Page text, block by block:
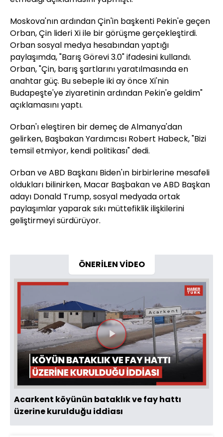
Moskova'nın ardından Çin'in başkenti Pekin'e geçen
Orban, Çin lideri Xi ile bir görüşme gerçekleştirdi.
Orban sosyal medya hesabından yaptığı
paylaşımda, "Barış Görevi 3.0" ifadesini kullandı.
Orban, "Çin, barış şartlarını yaratılmasında en
anahtar güç. Bu sebeple iki ay önce Xi'nin
Budapeşte'ye ziyaretinin ardından Pekin'e geldim"
açıklamasını yaptı.
Orban'ı eleştiren bir demeç de Almanya'dan
gelirken, Başbakan Yardımcısı Robert Habeck, "Bizi
temsil etmiyor, kendi politikası" dedi.
Orban ve ABD Başkanı Biden'ın birbirlerine mesafeli
oldukları bilinirken, Macar Başbakan ve ABD Başkan
adayı Donald Trump, sosyal medyada ortak
paylaşımlar yaparak sıkı müttefiklik ilişkilerini
geliştirmeyi sürdürüyor.
ÖNERİLEN VİDEO
Videoyu
Oynat
Acarkent köyünün bataklık ve fay hattı
üzerine kurulduğu iddiası